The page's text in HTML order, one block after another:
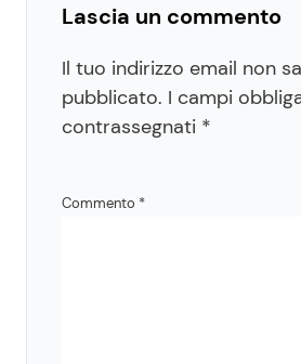
Lascia un commento
Il tuo indirizzo email non
pubblicato. I campi
contrassegnati *
Commento *